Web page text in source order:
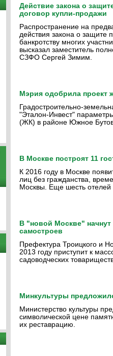
Действие закона о
договор купли-продажи
Распространение на
действия закона о защите
банкротству многих
высказал заместитель
СЗФО Сергей Зимим.
Мэрия одобрила проект
Градостроительно-
"Эталон-Инвест"
(ЖК) в районе Южное
В Москве построят 11
К 2016 году в Москве
лиц без гражданства,
Москвы. Еще шесть отелей
В "новой Москве"
самостроев
Префектура Троицкого и
2013 году приступит к
садоводческих
Минкультуры
Министерство культуры
символической цене
их реставрацию.